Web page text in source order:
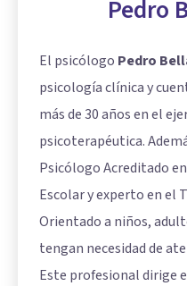
Pedro
El psicólogo Pedro
psicología clínica y
más de 30 años en el
psicoterapéutica.
Psicólogo Acreditado
Escolar y experto en el
Orientado a niños,
tengan necesidad de
Este profesional dirige